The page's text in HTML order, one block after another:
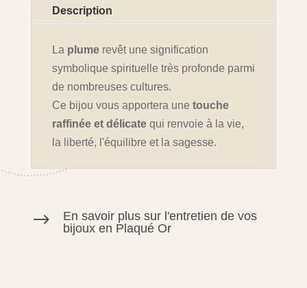
Description
La plumerevêt une signification
symbolique spirituelle très profonde parmi
de nombreuses cultures.
Ce bijou vous apportera une touche
raffinée et délicatequi renvoie à la vie,
la liberté, l'équilibre et la sagesse.
$
En savoir plus sur l'entretien de vos
bijoux en Plaqué Or